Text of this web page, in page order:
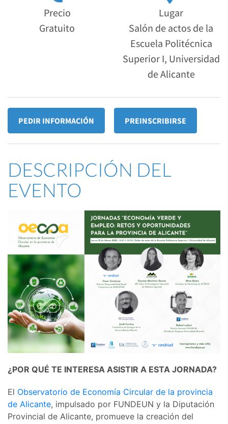
Precio
Gratuito
Lugar
Salón de actos de la
Escuela Politécnica
Superior I, Universidad
de Alicante
PEDIR INFORMACIÓN PREINSCRIBIRSE
DESCRIPCIÓN DEL
EVENTO
¿POR QUÉ TE INTERESA ASISTIR A ESTA JORNADA?
El Observatorio de Economía Circular de la provincia
de Alicante, impulsado por FUNDEUN y la Diputación
Provincial de Alicante, promueve la creación del